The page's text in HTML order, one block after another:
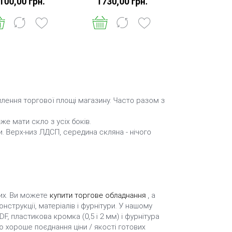
торгової площі магазину. Часто разом з
мати скло з усіх боків.
Верх-низ ЛДСП, середина скляна - нічого
Ви можете купити торгове обладнання , а
матеріалів і фурнітури. У нашому
пластикова кромка (0,5 і 2 мм) і фурнітура
поєднання ціни / якості готових